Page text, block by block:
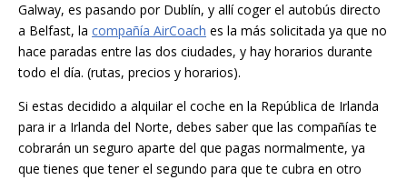
Galway, es pasando por Dublín, y allí coger el autobús directo
a Belfast, la compañía AirCoach es la más solicitada ya que no
hace paradas entre las dos ciudades, y hay horarios durante
todo el día. (rutas, precios y horarios).
Si estas decidido a alquilar el coche en la República de Irlanda
para ir a Irlanda del Norte, debes saber que las compañías te
cobrarán un seguro aparte del que pagas normalmente, ya
que tienes que tener el segundo para que te cubra en otro